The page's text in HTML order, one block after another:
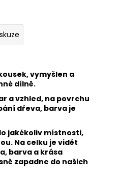
vymyšlen a
dílně.
a vzhled, na povrchu
dřeva, barva je
jakékoliv místnosti,
Na celku je vidět
barva a krása
zapadne do našich